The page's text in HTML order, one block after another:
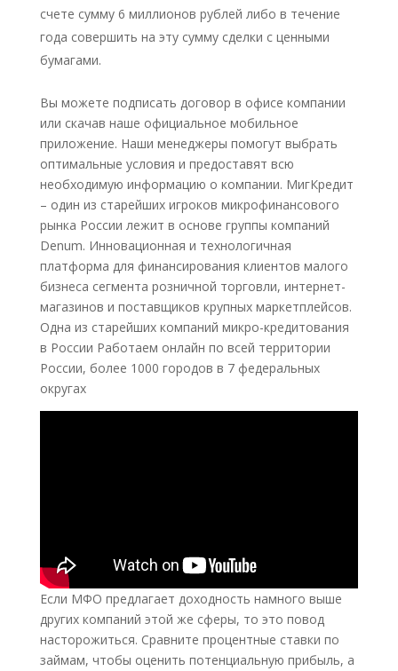
счете сумму 6 миллионов рублей либо в течение
года совершить на эту сумму сделки с ценными
бумагами.
Вы можете подписать договор в офисе компании
или скачав наше официальное мобильное
приложение. Наши менеджеры помогут выбрать
оптимальные условия и предоставят всю
необходимую информацию о компании. МигКредит
– один из старейших игроков микрофинансового
рынка России лежит в основе группы компаний
Denum. Инновационная и технологичная
платформа для финансирования клиентов малого
бизнеса сегмента розничной торговли, интернет-
магазинов и поставщиков крупных маркетплейсов.
Одна из старейших компаний микро-кредитования
в России Работаем онлайн по всей территории
России, более 1000 городов в 7 федеральных
округах
Если МФО предлагает доходность намного выше
других компаний этой же сферы, то это повод
насторожиться. Сравните процентные ставки по
займам, чтобы оценить потенциальную прибыль, а